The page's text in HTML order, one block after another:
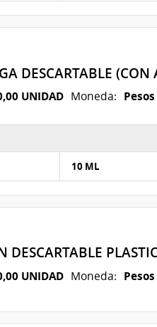
DESCARTABLE (CON
UNIDAD Moneda:
Ítem Nº 2
10 ML
UNIDAD Moneda: